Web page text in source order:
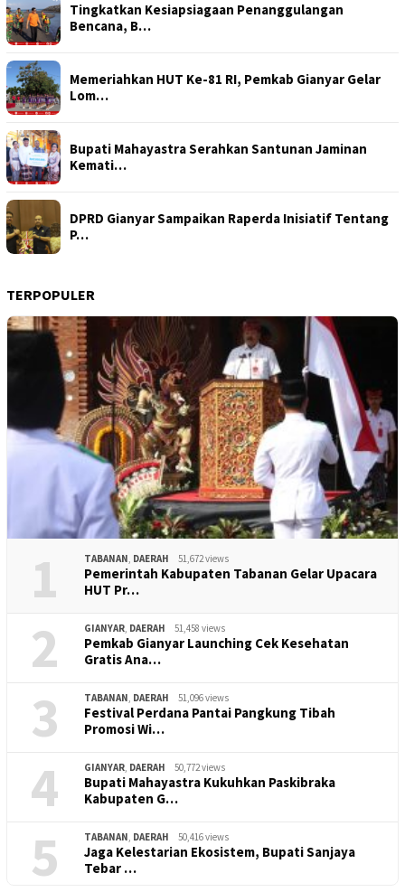
Tingkatkan Kesiapsiagaan Penanggulangan
Bencana, B…
Memeriahkan HUT Ke-81 RI, Pemkab Gianyar Gelar
Lom…
Bupati Mahayastra Serahkan Santunan Jaminan
Kemati…
DPRD Gianyar Sampaikan Raperda Inisiatif Tentang
P…
TERPOPULER
1 TABANAN, DAERAH 51,672 views
Pemerintah Kabupaten Tabanan Gelar Upacara
HUT Pr…
2 GIANYAR, DAERAH 51,458 views
Pemkab Gianyar Launching Cek Kesehatan
Gratis Ana…
3 TABANAN, DAERAH 51,096 views
Festival Perdana Pantai Pangkung Tibah
Promosi Wi…
4 GIANYAR, DAERAH 50,772 views
Bupati Mahayastra Kukuhkan Paskibraka
Kabupaten G…
5 TABANAN, DAERAH 50,416 views
Jaga Kelestarian Ekosistem, Bupati Sanjaya
Tebar …